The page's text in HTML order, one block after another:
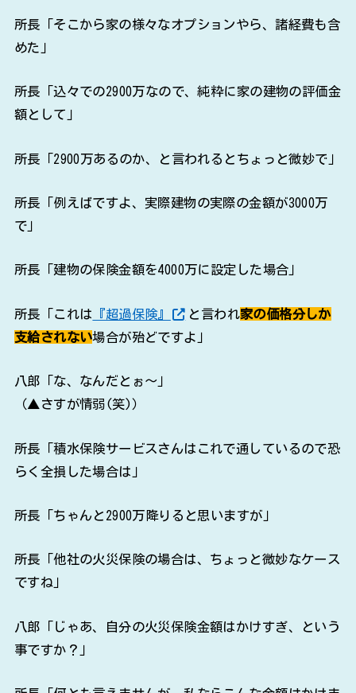
所長「そこから家の様々なオプションやら、諸経費も含
めた」
所長「込々での2900万なので、純粋に家の建物の評価金
額として」
所長「2900万あるのか、と言われるとちょっと微妙で」
所長「例えばですよ、実際建物の実際の金額が3000万
で」
所長「建物の保険金額を4000万に設定した場合」
所長「これは 『超過保険』 と言われ家の価格分しか
支給されない場合が殆どですよ」
八郎「な、なんだとぉ～」
（▲さすが情弱(笑)）
所長「積水保険サービスさんはこれで通しているので恐
らく全損した場合は」
所長「ちゃんと2900万降りると思いますが」
所長「他社の火災保険の場合は、ちょっと微妙なケース
ですね」
八郎「じゃあ、自分の火災保険金額はかけすぎ、という
事ですか？」